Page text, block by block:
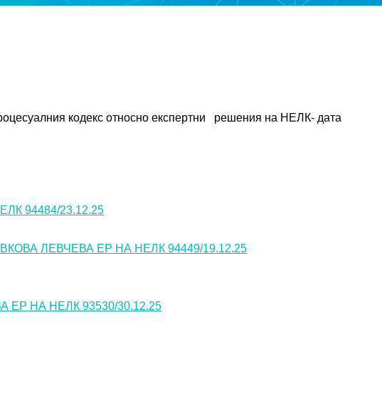
кодекс относно експертни   решения на НЕЛК- дата
94484/23.12.25
ЛЕВЧЕВА ЕР НА НЕЛК 94449/19.12.25
НА НЕЛК 93530/30.12.25